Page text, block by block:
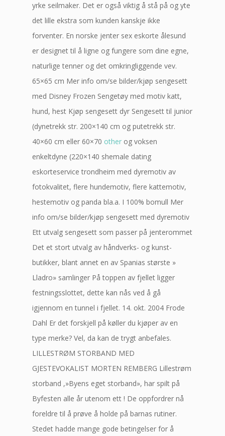
yrke seilmaker. Det er også viktig å stå på og yte
det lille ekstra som kunden kanskje ikke
forventer. En norske jenter sex eskorte ålesund
er designet til å ligne og fungere som dine egne,
naturlige tenner og det omkringliggende vev.
65×65 cm Mer info om/se bilder/kjøp sengesett
med Disney Frozen Sengetøy med motiv katt,
hund, hest Kjøp sengesett dyr Sengesett til junior
(dynetrekk str. 200×140 cm og putetrekk str.
40×60 cm eller 60×70 other og voksen
enkeltdyne (220×140 shemale dating
eskorteservice trondheim med dyremotiv av
fotokvalitet, flere hundemotiv, flere kattemotiv,
hestemotiv og panda bla.a. I 100% bomull Mer
info om/se bilder/kjøp sengesett med dyremotiv
Ett utvalg sengesett som passer på jenterommet
Det et stort utvalg av håndverks- og kunst-
butikker, blant annet en av Spanias største »
Lladro» samlinger På toppen av fjellet ligger
festningsslottet, dette kan nås ved å gå
igjennom en tunnel i fjellet. 14. okt. 2004 Frode
Dahl Er det forskjell på køller du kjøper av en
type merke? Vel, da kan de trygt anbefales.
LILLESTRØM STORBAND MED
GJESTEVOKALIST MORTEN REMBERG Lillestrøm
storband ,»Byens eget storband», har spilt på
Byfesten alle år utenom ett ! De oppfordrer nå
foreldre til å prøve å holde på barnas rutiner.
Stedet hadde mange gode betingelser for å